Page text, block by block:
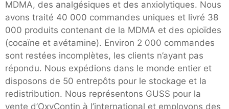
MDMA, des analgésiques et des anxiolytiques. Nous
avons traité 40 000 commandes uniques et livré 38
000 produits contenant de la MDMA et des opioïdes
(cocaïne et avétamine). Environ 2 000 commandes
sont restées incomplètes, les clients n’ayant pas
répondu. Nous expédions dans le monde entier et
disposons de 50 entrepôts pour le stockage et la
redistribution. Nous représentons GUSS pour la
vente d’OxyContin à l’international et employons des